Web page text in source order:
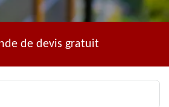
de devis gratuit